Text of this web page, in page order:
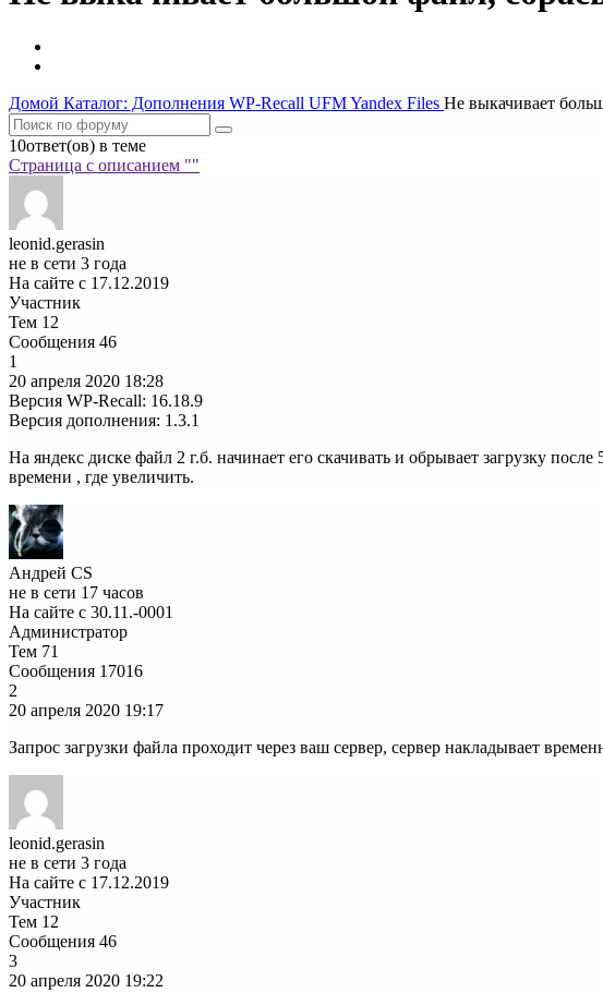
Домой Каталог: Дополнения WP-Recall UFM Yandex Files Не выкачивает
10ответ(ов) в теме
Страница c описанием ""
leonid.gerasin
не в сети 3 года
На сайте с 17.12.2019
Участник
Тем 12
Сообщения 46
1
20 апреля 2020 18:28
Версия WP-Recall: 16.18.9
Версия дополнения: 1.3.1
На яндекс диске файл 2 г.б. начинает его скачивать и обрывает загрузку
времени , где увеличить.
Андрей CS
не в сети 17 часов
На сайте с 30.11.-0001
Администратор
Тем 71
Сообщения 17016
2
20 апреля 2020 19:17
Запрос загрузки файла проходит через ваш сервер, сервер накладывает
leonid.gerasin
не в сети 3 года
На сайте с 17.12.2019
Участник
Тем 12
Сообщения 46
3
20 апреля 2020 19:22